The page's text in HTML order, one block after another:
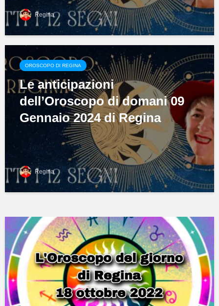
Regina
OROSCOPO DI REGINA
Le anticipazioni
dell’Oroscopo di domani 09
Gennaio 2024 di Regina
Regina